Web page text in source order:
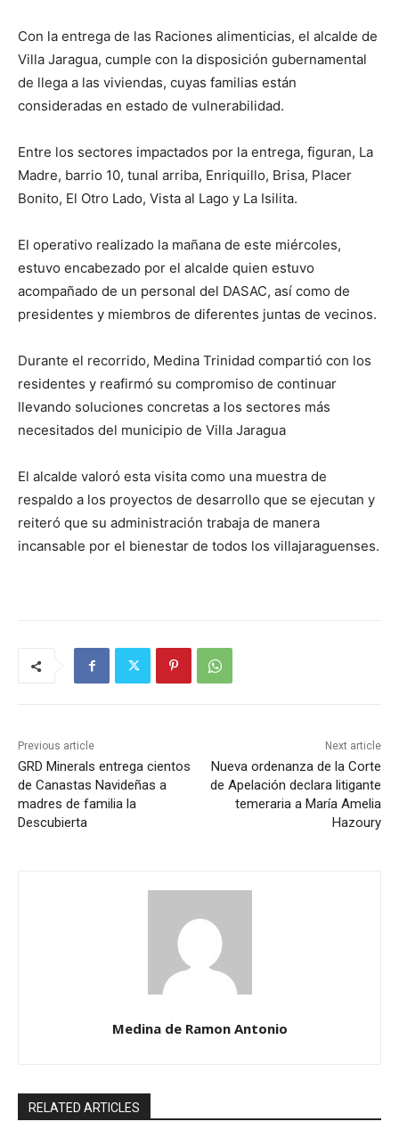
Con la entrega de las Raciones alimenticias, el alcalde de
Villa Jaragua, cumple con la disposición gubernamental
de llega a las viviendas, cuyas familias están
consideradas en estado de vulnerabilidad.
Entre los sectores impactados por la entrega, figuran, La
Madre, barrio 10, tunal arriba, Enriquillo, Brisa, Placer
Bonito, El Otro Lado, Vista al Lago y La Isilita.
El operativo realizado la mañana de este miércoles,
estuvo encabezado por el alcalde quien estuvo
acompañado de un personal del DASAC, así como de
presidentes y miembros de diferentes juntas de vecinos.
Durante el recorrido, Medina Trinidad compartió con los
residentes y reafirmó su compromiso de continuar
llevando soluciones concretas a los sectores más
necesitados del municipio de Villa Jaragua
El alcalde valoró esta visita como una muestra de
respaldo a los proyectos de desarrollo que se ejecutan y
reiteró que su administración trabaja de manera
incansable por el bienestar de todos los villajaraguenses.
Previous article
GRD Minerals entrega cientos
de Canastas Navideñas a
madres de familia la
Descubierta
Next article
Nueva ordenanza de la Corte
de Apelación declara litigante
temeraria a María Amelia
Hazoury
Medina de Ramon Antonio
RELATED ARTICLES